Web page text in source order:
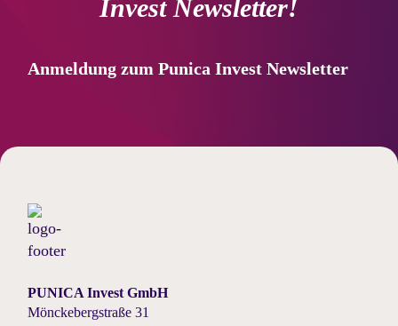
Invest Newsletter!
Anmeldung zum Punica Invest Newsletter
PUNICA Invest GmbH
Mönckebergstraße 31